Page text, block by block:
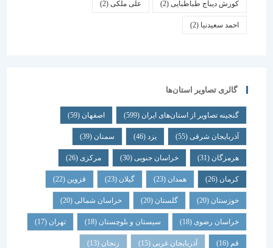
کورش دیباج طباطبایی(2) علی ملکی(2)
احمد سعیدنیا (2)
گالری تصاویر استان‌ها
گنجینه تصاویر از استان‌های ایران(599) اصفهان (59)
آذربایجان شرقی(55) یزد سمنان (39)
هرمزگان(31) خراسان جنوبی(30) مرکزی (26)
همدان گیلان قزوین
خوزستان(20) گلستان (20) خراسان شمالی(20)
خراسان رضوی(18) سیستان و بلوچستان(18) تهران
آذربایجان غربی(15) زنجان